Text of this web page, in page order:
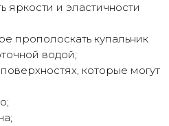
яркости и эластичности
прополоскать купальник
водой;
которые могут